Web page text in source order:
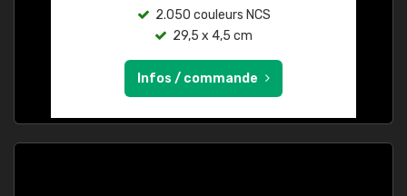
2.050 couleurs NCS
29,5 x 4,5 cm
Infos / commande